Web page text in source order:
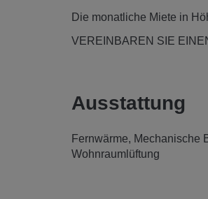
Die monatliche Miete in
VEREINBAREN SIE
Ausstattung
Fernwärme Mechanische
Wohnraumlüftung